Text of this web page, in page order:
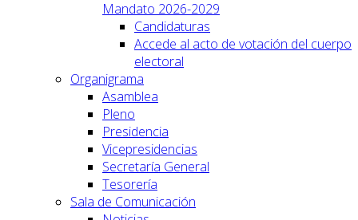
Mandato 2026-2029
Candidaturas
Accede al acto de votación del cuerpo
electoral
Organigrama
Asamblea
Pleno
Presidencia
Vicepresidencias
Secretaría General
Tesorería
Sala de Comunicación